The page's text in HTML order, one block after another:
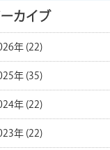
カイブ
年 (22)
年 (35)
年 (22)
年 (22)